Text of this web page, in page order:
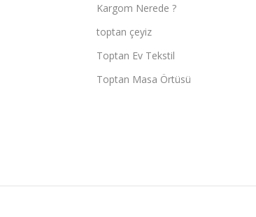
Kargom Nerede ?
toptan çeyiz
Toptan Ev Tekstil
Toptan Masa Örtüsü